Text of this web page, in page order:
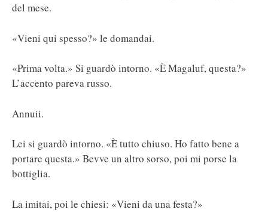
del mese.
«Vieni qui spesso?» le domandai.
«Prima volta.» Si guardò intorno. «È Magaluf, questa?»
L’accento pareva russo.
Annuii.
Lei si guardò intorno. «È tutto chiuso. Ho fatto bene a
portare questa.» Bevve un altro sorso, poi mi porse la
bottiglia.
La imitai, poi le chiesi: «Vieni da una festa?»